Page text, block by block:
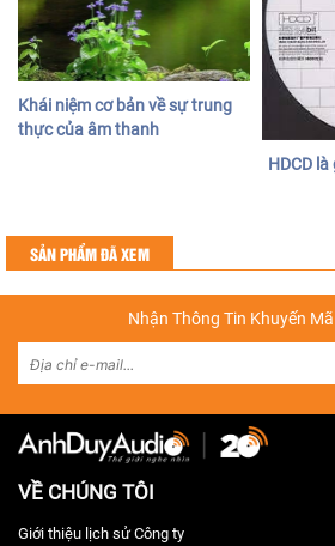
Khái niệm cơ bản về sự trung
thực của âm thanh
HDCD là
SẢN PHẨM ĐÃ XEM
Nhận Thông Tin Khuyến
VỀ CHÚNG TÔI
Giới thiệu lịch sử Công ty